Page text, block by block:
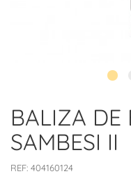
BALIZA DE
SAMBESI II
REF: 404160124